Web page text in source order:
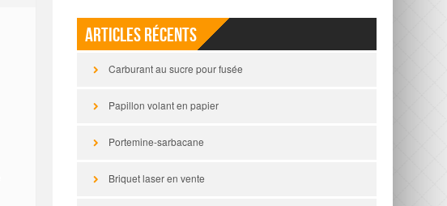
Articles récents
Carburant au sucre pour fusée
Papillon volant en papier
Portemine-sarbacane
Briquet laser en vente